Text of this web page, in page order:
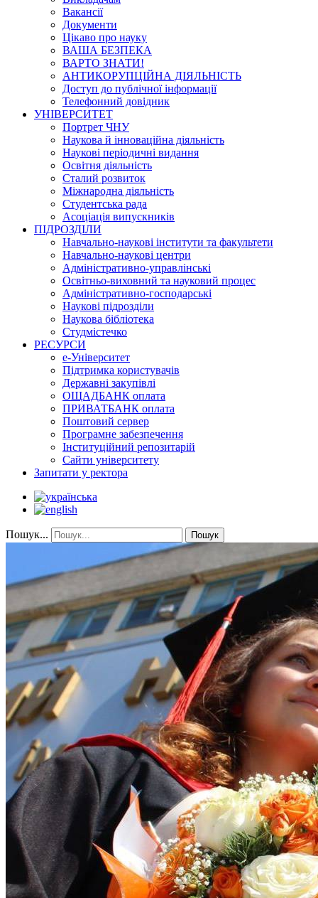
Вакансії
Документи
Цікаво про науку
ВАША БЕЗПЕКА
ВАРТО ЗНАТИ!
АНТИКОРУПЦІЙНА ДІЯЛЬНІСТЬ
Доступ до публічної інформації
Телефонний довідник
УНІВЕРСИТЕТ
Портрет ЧНУ
Наукова й інноваційна діяльність
Наукові періодичні видання
Освітня діяльність
Сталий розвиток
Міжнародна діяльність
Студентська рада
Асоціація випускників
ПІДРОЗДІЛИ
Навчально-наукові інститути та факультети
Навчально-наукові центри
Адміністративно-управлінські
Освітньо-виховний та науковий процес
Адміністративно-господарські
Наукові підрозділи
Наукова бібліотека
Студмістечко
РЕСУРСИ
е-Університет
Підтримка користувачів
Державні закупівлі
ОЩАДБАНК оплата
ПРИВАТБАНК оплата
Поштовий сервер
Програмне забезпечення
Інституційний репозитарій
Сайти університету
Запитати у ректора
Пошук... Пошук